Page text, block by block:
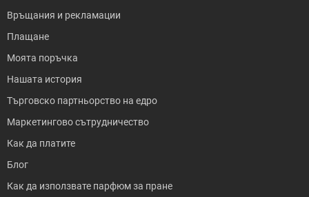
Връщания и рекламации
Плащане
Моята поръчка
Нашата история
Търговско партньорство на едро
Маркетингово сътрудничество
Как да платите
Блог
Как да използвате парфюм за пране